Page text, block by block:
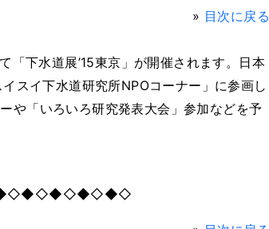
» 目次に戻る
「下水道展’15東京」が開催されます。日本
スイ下水道研究所NPOコーナー」に参画し
や「いろいろ研究発表大会」参加などを予